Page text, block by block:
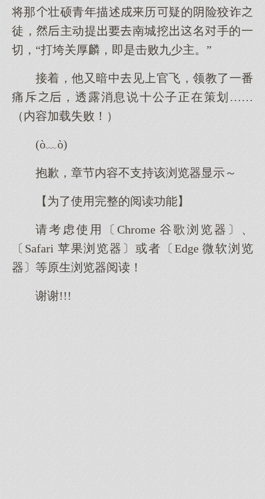
将那壮硕青年描述历疑的险狡诈
徒，主动提南城挖名手的一
切，“打垮关厚麟，即是击败九少主。”
接着，他又暗中见官飞，领教了一番
痛斥，透露消息说十公子正在策划……
（内容加载失败！）
(ò﹏ò)
抱歉，章节内容不支持该浏览器显示～
【为了使用完整的阅读功能】
请考虑使用〔Chrome 谷歌浏览器〕、
〔Safari 苹果浏览器〕或者〔Edge 微软浏览
器〕等原生浏览器阅读！
谢谢!!!